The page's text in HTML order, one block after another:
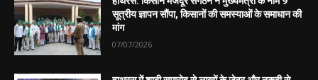
सूत्रीय ज्ञापन सौंपा, किसानों की समस्याओं के समाधान की
मांग
07/07/2026